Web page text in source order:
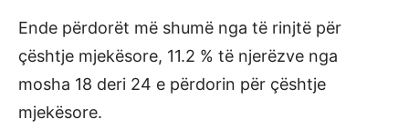
Ende përdorët më shumë nga të rinjtë për
çështje mjekësore, 11.2 % të njerëzve nga
mosha 18 deri 24 e përdorin për çështje
mjekësore.